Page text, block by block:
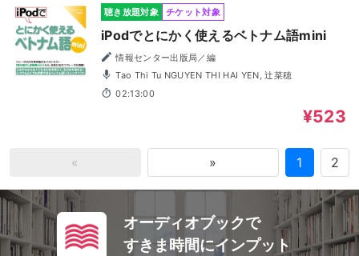
聴き放題対象 チケット対象
iPodでとにかく使えるベトナム語mini
情報センター出版局／編
Tao Thi Tu NGUYEN THI HAI YEN, 辻菜穂
02:13:00
¥523
« » 1 2
オーディオブックで
すきま時間にインプット